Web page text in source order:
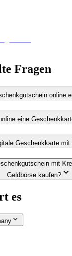
Fragen
online
eine
Geschenkkarte mit
mit
Geldbörse kaufen?
es